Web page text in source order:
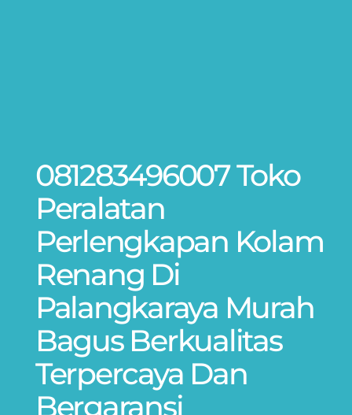
081283496007 Toko
Peralatan
Perlengkapan Kolam
Renang Di
Palangkaraya Murah
Bagus Berkualitas
Terpercaya Dan
Bergaransi